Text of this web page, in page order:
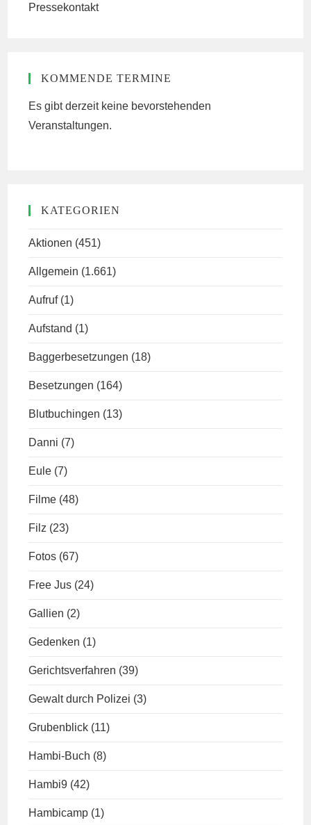
Pressekontakt
KOMMENDE TERMINE
Es gibt derzeit keine bevorstehenden
Veranstaltungen.
KATEGORIEN
Aktionen (451)
Allgemein (1.661)
Aufruf (1)
Aufstand (1)
Baggerbesetzungen (18)
Besetzungen (164)
Blutbuchingen (13)
Danni (7)
Eule (7)
Filme (48)
Filz (23)
Fotos (67)
Free Jus (24)
Gallien (2)
Gedenken (1)
Gerichtsverfahren (39)
Gewalt durch Polizei (3)
Grubenblick (11)
Hambi-Buch (8)
Hambi9 (42)
Hambicamp (1)